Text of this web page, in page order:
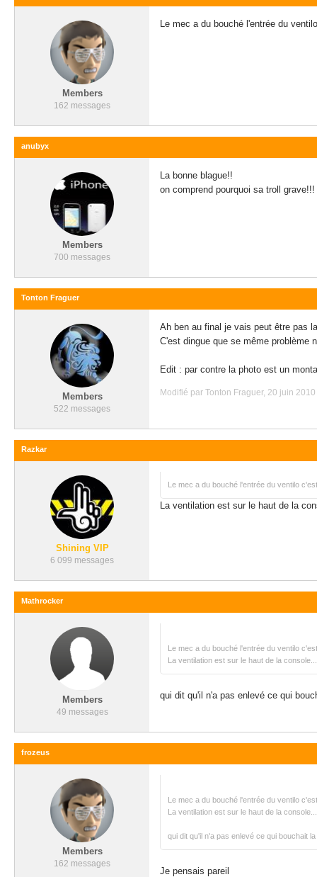
Members
162 messages
Le mec a du bouché l'entrée du
anubyx
Members
700 messages
La bonne blague!!
on comprend pourquoi sa troll
Tonton Fraguer
Members
522 messages
Ah ben au final je vais peut être pas
C'est dingue que se même problème
Edit : par contre la photo est un
Modifié par Tonton Fraguer, 20 juin 2010
Razkar
Shining VIP
6 099 messages
Le mec a du bouché l'entrée du ventilo
La ventilation est sur le haut de la
Mathrocker
Members
49 messages
Le mec a du bouché l'entrée du ventilo
La ventilation est sur le haut de la
qui dit qu'il n'a pas enlevé ce qui
frozeus
Members
162 messages
Le mec a du bouché l'entrée du ventilo
La ventilation est sur le haut de la
qui dit qu'il n'a pas enlevé ce qui bouchait
Je pensais pareil